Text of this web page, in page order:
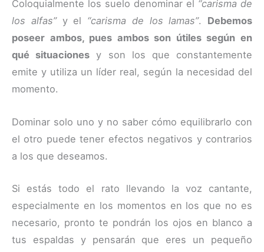
Coloquialmente los suelo denominar el “carisma de
los alfas”y el “carisma de los lamas”. Debemos
poseer ambos, pues ambos son útiles según en
qué situaciones y son los que constantemente
emite y utiliza un líder real, según la necesidad del
momento.
Dominar solo uno y no saber cómo equilibrarlo con
el otro puede tener efectos negativos y contrarios
a los que deseamos.
Si estás todo el rato llevando la voz cantante,
especialmente en los momentos en los que no es
necesario, pronto te pondrán los ojos en blanco a
tus espaldas y pensarán que eres un pequeño